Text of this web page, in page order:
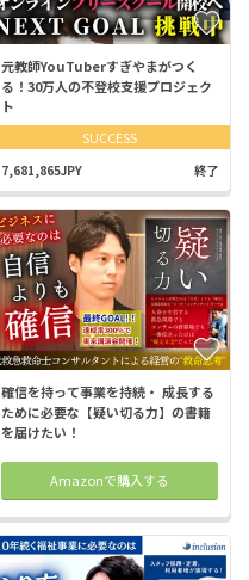
元教師YouTuberすぎやまがつく
る！30万人の不登校支援プロジェク
ト
SUCCESS
7,681,865JPY 終了
確信を持って事業を持続・ 成長する
ために必要な【疑い切る力】の書籍
を届けたい！
Amazonで購入する